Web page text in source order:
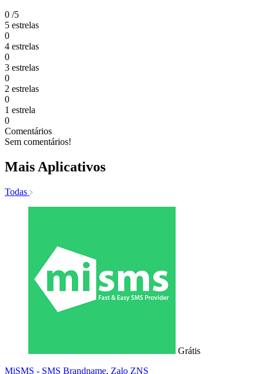
0 /5
5 estrelas
0
4 estrelas
0
3 estrelas
0
2 estrelas
0
1 estrela
0
Comentários
Sem comentários!
Mais Aplicativos
Todas
Grátis
MiSMS - SMS Brandname, Zalo ZNS